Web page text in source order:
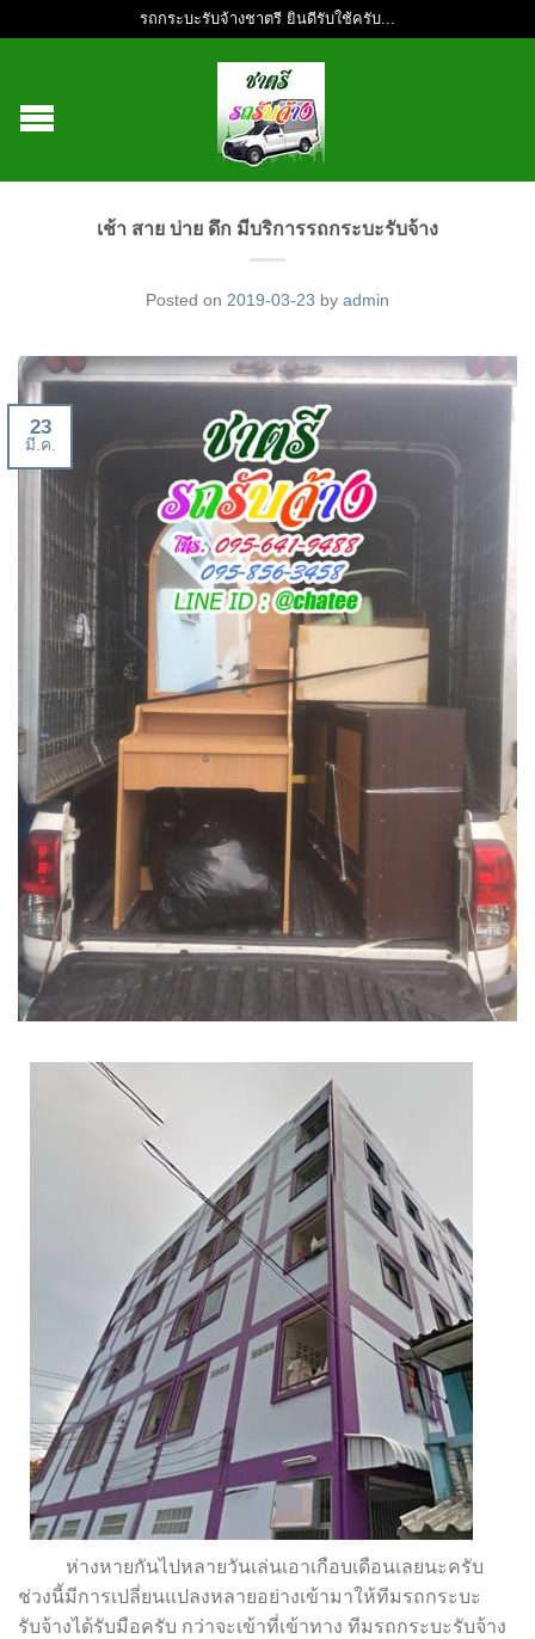
รถกระบะรับจ้างชาตรี ยินดีรับใช้ครับ...
เช้า สาย บ่าย ดึก มีบริการรถกระบะรับจ้าง
Posted on 2019-03-23 by admin
23
มี.ค.
ห่างหายกันไปหลายวันเล่นเอาเกือบเดือนเลยนะครับ
ช่วงนี้มีการเปลี่ยนแปลงหลายอย่างเข้ามาให้ทีมรถกระบะ
รับจ้างได้รับมือครับ กว่าจะเข้าที่เข้าทาง ทีมรถกระบะรับจ้าง